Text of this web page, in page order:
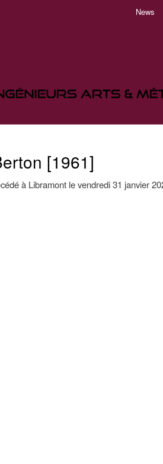
News
[1961]
à Libramont le vendredi 31 janvier